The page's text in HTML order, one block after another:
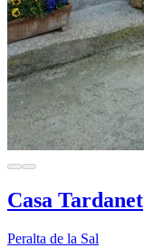
Casa Tardanet
Peralta de la Sal